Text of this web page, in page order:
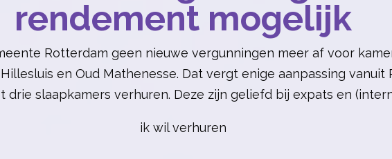
rendement mogelijk
Rotterdam geen nieuwe vergunningen meer af voor
en Oud Mathenesse. Dat vergt enige aanpassing vanuit
drie slaapkamers verhuren. Deze zijn geliefd bij expats en
ik wil verhuren